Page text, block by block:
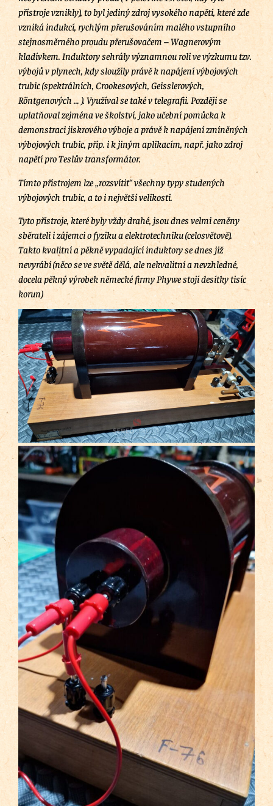
přístroje vznikly), to byl jediný zdroj vysokého napětí, které zde
vzniká indukcí, rychlým přerušováním malého vstupního
stejnosměrného proudu přerušovačem – Wagnerovým
kladívkem. Induktory sehrály významnou roli ve výzkumu tzv.
výbojů v plynech, kdy sloužily právě k napájení výbojových
trubic (spektrálních, Crookesových, Geisslerových,
Röntgenových … ). Využíval se také v telegrafii. Později se
uplatňoval zejména ve školství, jako učební pomůcka k
demonstraci jiskrového výboje a právě k napájení zmíněných
výbojových trubic, příp. i k jiným aplikacím, např. jako zdroj
napětí pro Teslův transformátor.
Tímto přístrojem lze „rozsvítit“ všechny typy studených
výbojových trubic, a to i největší velikosti.
Tyto přístroje, které byly vždy drahé, jsou dnes velmi ceněny
sběrateli i zájemci o fyziku a elektrotechniku (celosvětově).
Takto kvalitní a pěkně vypadající induktory se dnes již
nevyrábí (něco se ve světě dělá, ale nekvalitní a nevzhledné,
docela pěkný výrobek německé firmy Phywe stojí desítky tisíc
korun)